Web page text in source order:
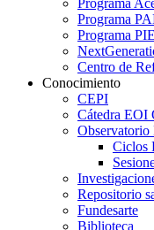
Programa
Programa
Centro de
Conocimiento
CEPI
Cátedra EOI
Observatorio
Ciclos
Repositorio
Fundesarte
Biblioteca